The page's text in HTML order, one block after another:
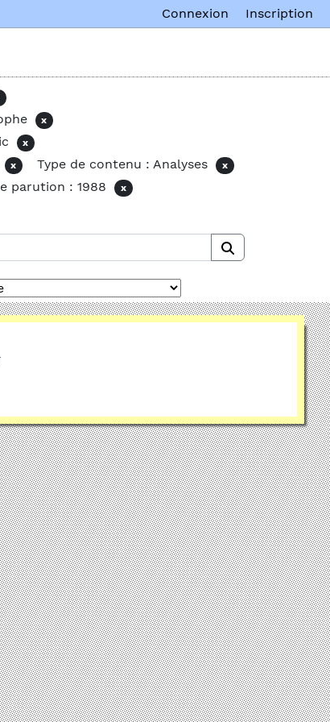
Connexion Inscription
x
x
x Type de contenu : Analyses x
parution : 1988 x